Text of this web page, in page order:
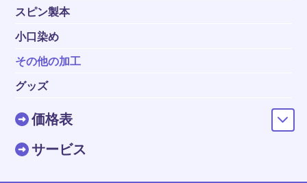
スピン製本
小口染め
その他の加工
グッズ
価格表
サービス